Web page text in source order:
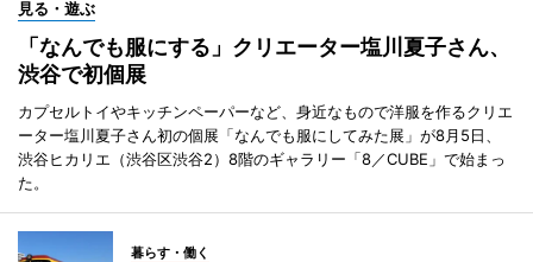
見る・遊ぶ
「なんでも服にする」クリエーター塩川夏子さん、
渋谷で初個展
カプセルトイやキッチンペーパーなど、身近なもので洋服を作るクリエ
ーター塩川夏子さん初の個展「なんでも服にしてみた展」が8月5日、
渋谷ヒカリエ（渋谷区渋谷2）8階のギャラリー「8／CUBE」で始まっ
た。
暮らす・働く